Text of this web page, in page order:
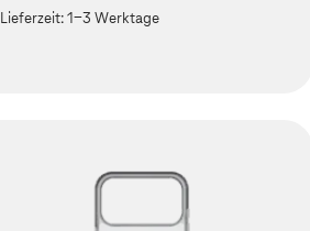
Lieferzeit:1-3 Werktage